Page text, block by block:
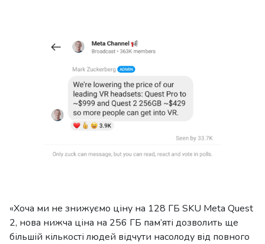
«Хоча ми не знижуємо ціну на 128 ГБ SKU Meta Quest
2, нова нижча ціна на 256 ГБ пам’яті дозволить ще
більшій кількості людей відчути насолоду від повного